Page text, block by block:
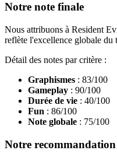
Notre note finale
Nous attribuons à Resident
reflète l'excellence globale du
Détail des notes par critère :
Graphismes : 83/100
Gameplay : 90/100
Durée de vie : 40/100
Fun : 86/100
Note globale : 75/100
Notre recommandation